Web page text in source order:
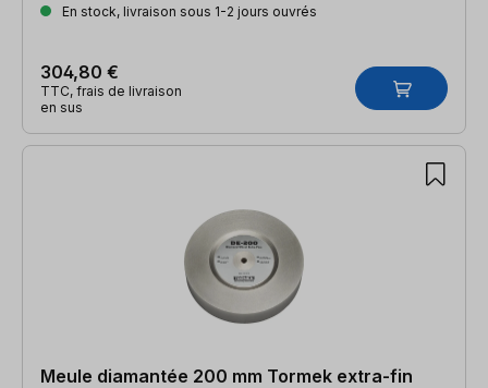
En stock, livraison sous 1-2 jours ouvrés
304,80 €
TTC, frais de livraison
en sus
Meule diamantée 200 mm Tormek extra-fin